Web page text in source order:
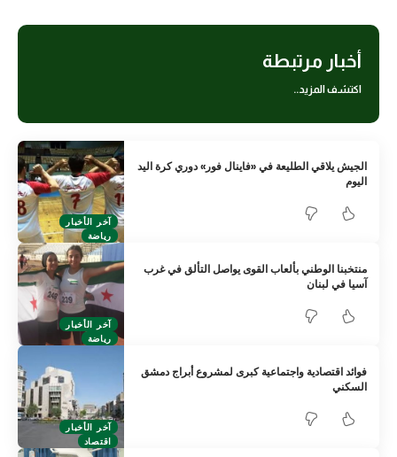
أخبار مرتبطة
اكتشف المزيد..
آخر الأخبار
رياضة
الجيش يلاقي الطليعة في «فاينال فور» دوري كرة اليد
اليوم
آخر الأخبار
رياضة
منتخبنا الوطني بألعاب القوى يواصل التألق في غرب
آسيا في لبنان
آخر الأخبار
اقتصاد
فوائد اقتصادية واجتماعية كبرى لمشروع أبراج دمشق
السكني